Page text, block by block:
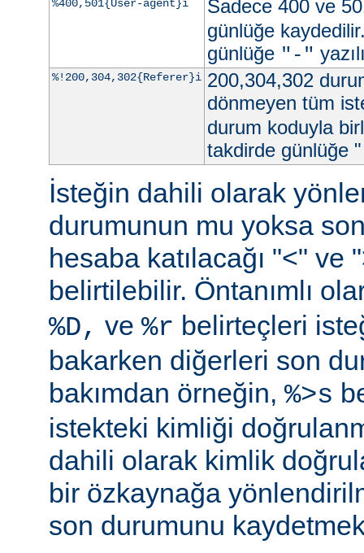
%400,501{User-agent}i
Sadece 400 ve
günlüğe
günlüğe "-"
%!200,304,302{Referer}i 200,304,302
dönmeyen tüm
durum koduyla
takdirde günlüğe "
İsteğin dahili olarak
durumunun mu yoksa
hesaba katılacağı "<"
belirtilebilir. Öntanımlı
%D, ve %r belirteçleri
bakarken diğerleri son
bakımdan örneğin, %>s
istekteki kimliği
dahili olarak kimlik
bir özkaynağa
son durumunu